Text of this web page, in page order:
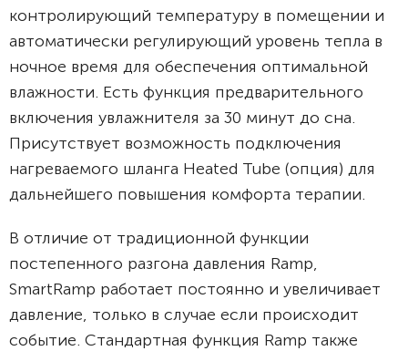
контролирующий температуру в помещении и
автоматически регулирующий уровень тепла в
ночное время для обеспечения оптимальной
влажности. Есть функция предварительного
включения увлажнителя за 30 минут до сна.
Присутствует возможность подключения
нагреваемого шланга Heated Tube (опция) для
дальнейшего повышения комфорта терапии.
В отличие от традиционной функции
постепенного разгона давления Ramp,
SmartRamp работает постоянно и увеличивает
давление, только в случае если происходит
событие. Стандартная функция Ramp также